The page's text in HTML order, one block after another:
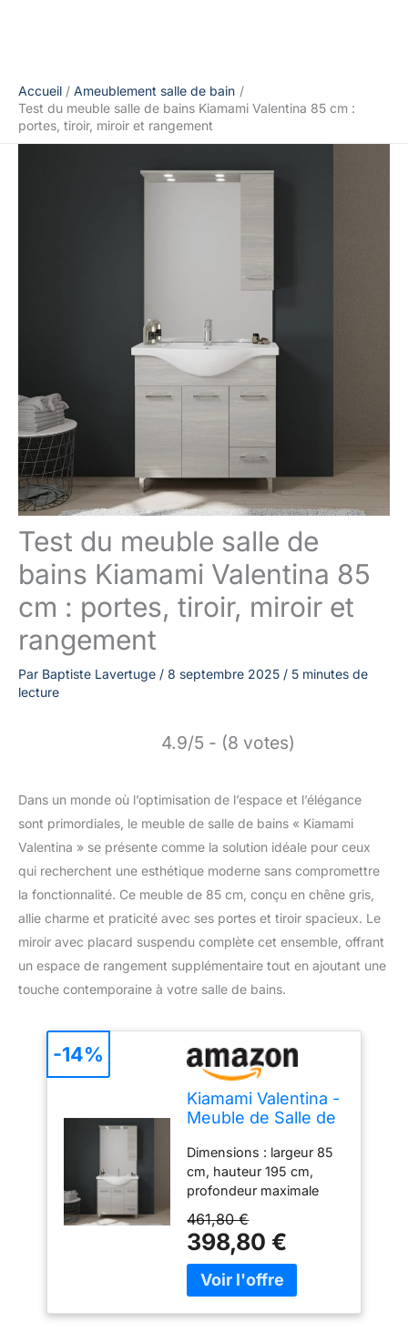
Accueil
Ameublement salle de bain
Test du meuble salle de bains Kiamami Valentina 85 cm :
portes, tiroir, miroir et rangement
Test du meuble salle de
bains Kiamami Valentina 85
cm : portes, tiroir, miroir et
rangement
Par Baptiste Lavertuge / 8 septembre 2025 / 5 minutes de
lecture
4.9/5 - (8 votes)
Dans un monde où l’optimisation de l’espace et l’élégance
sont primordiales, le meuble de salle de bains « Kiamami
Valentina » se présente comme la solution idéale pour ceux
qui recherchent une esthétique moderne sans compromettre
la fonctionnalité. Ce meuble de 85 cm, conçu en chêne gris,
allie charme et praticité avec ses portes et tiroir spacieux. Le
miroir avec placard suspendu complète cet ensemble, offrant
un espace de rangement supplémentaire tout en ajoutant une
touche contemporaine à votre salle de bains.
Kiamami Valentina -
Meuble de Salle de
cm avec Portes et
tiroir en chêne Gris,
Miroir avec Placard
Suspendu
Dimensions : largeur 85
cm, hauteur 195 cm,
profondeur maximale
structure en bois plaqué
avec des bords en ABS ;
lavabo en céramique.
Finition : chêne gris ;
461,80 €
398,80 €
-14%